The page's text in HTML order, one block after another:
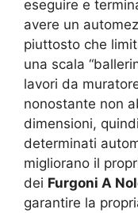
eseguire e
avere un
piuttosto che
una scala
lavori da
nonostante non
dimensioni,
determinati
migliorano il
dei Furgoni A
garantire la